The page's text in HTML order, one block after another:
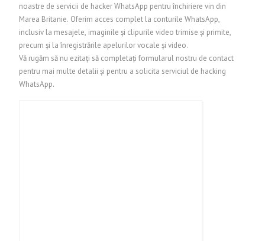
noastre de servicii de hacker WhatsApp pentru închiriere vin din
Marea Britanie. Oferim acces complet la conturile WhatsApp,
inclusiv la mesajele, imaginile și clipurile video trimise și primite,
precum și la înregistrările apelurilor vocale și video.
Vă rugăm să nu ezitați să completați formularul nostru de contact
pentru mai multe detalii și pentru a solicita serviciul de hacking
WhatsApp.